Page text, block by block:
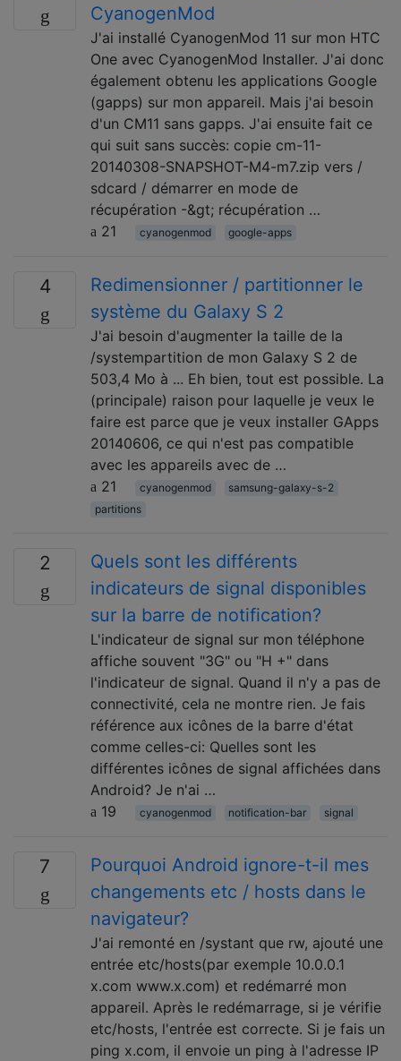
CyanogenMod
J'ai installé CyanogenMod 11 sur mon HTC
One avec CyanogenMod Installer. J'ai donc
également obtenu les applications Google
(gapps) sur mon appareil. Mais j'ai besoin
d'un CM11 sans gapps. J'ai ensuite fait ce
qui suit sans succès: copie cm-11-
20140308-SNAPSHOT-M4-m7.zip vers /
sdcard / démarrer en mode de
récupération -&gt; récupération …
21
cyanogenmod google-apps
4
Redimensionner / partitionner le
système du Galaxy S 2
J'ai besoin d'augmenter la taille de la
/systempartition de mon Galaxy S 2 de
503,4 Mo à ... Eh bien, tout est possible. La
(principale) raison pour laquelle je veux le
faire est parce que je veux installer GApps
20140606, ce qui n'est pas compatible
avec les appareils avec de …
21
cyanogenmod
samsung-galaxy-s-2
partitions
2
Quels sont les différents
indicateurs de signal disponibles
sur la barre de notification?
L'indicateur de signal sur mon téléphone
affiche souvent "3G" ou "H +" dans
l'indicateur de signal. Quand il n'y a pas de
connectivité, cela ne montre rien. Je fais
référence aux icônes de la barre d'état
comme celles-ci: Quelles sont les
différentes icônes de signal affichées dans
Android? Je n'ai …
19
cyanogenmod notification-bar signal
7
Pourquoi Android ignore-t-il mes
changements etc / hosts dans le
navigateur?
J'ai remonté en /systant que rw, ajouté une
entrée etc/hosts(par exemple 10.0.0.1
x.com www.x.com) et redémarré mon
appareil. Après le redémarrage, si je vérifie
etc/hosts, l'entrée est correcte. Si je fais un
ping x.com, il envoie un ping à l'adresse IP